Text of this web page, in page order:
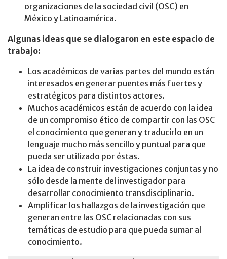
organizaciones de la sociedad civil (OSC) en
México y Latinoamérica.
Algunas ideas que se dialogaron en este espacio de
trabajo:
Los académicos de varias partes del mundo están
interesados en generar puentes más fuertes y
estratégicos para distintos actores.
Muchos académicos están de acuerdo con la idea
de un compromiso ético de compartir con las OSC
el conocimiento que generan y traducirlo en un
lenguaje mucho más sencillo y puntual para que
pueda ser utilizado por éstas.
La idea de construir investigaciones conjuntas y no
sólo desde la mente del investigador para
desarrollar conocimiento transdisciplinario.
Amplificar los hallazgos de la investigación que
generan entre las OSC relacionadas con sus
temáticas de estudio para que pueda sumar al
conocimiento.